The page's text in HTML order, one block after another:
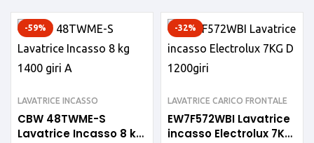
-59%
LAVATRICE INCASSO
CBW 48TWME-S
Lavatrice Incasso 8 kg
-32%
LAVATRICE CARICO FRONTALE
EW7F572WBI Lavatrice
incasso Electrolux 7KG